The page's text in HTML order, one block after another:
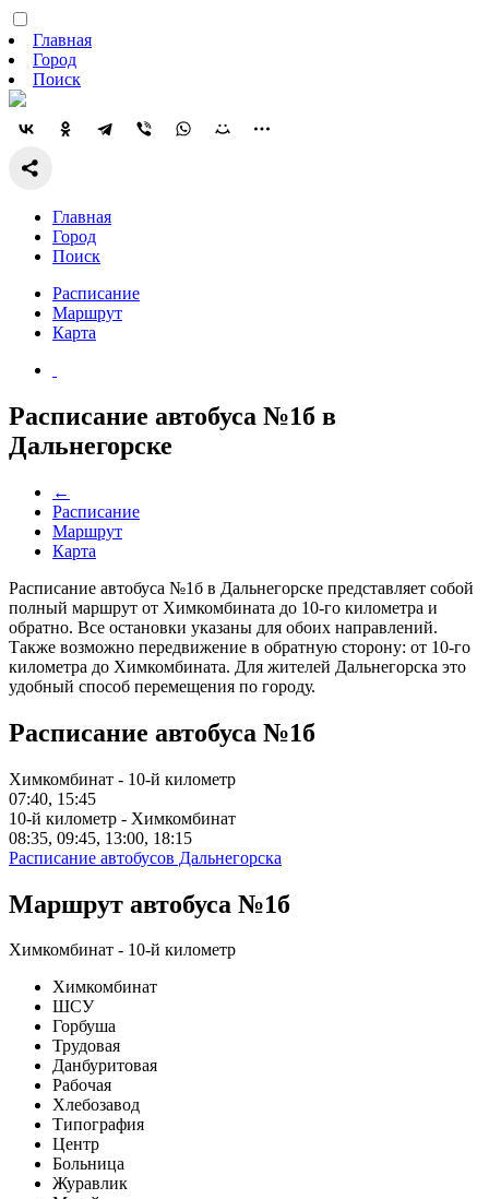
Главная
Город
Поиск
Главная
Город
Поиск
Расписание
Маршрут
Карта
Расписание автобуса №1б в
Дальнегорске
←
Расписание
Маршрут
Карта
Расписание автобуса №1б в Дальнегорске представляет собой
полный маршрут от Химкомбината до 10-го километра и
обратно. Все остановки указаны для обоих направлений.
Также возможно передвижение в обратную сторону: от 10-го
километра до Химкомбината. Для жителей Дальнегорска это
удобный способ перемещения по городу.
Расписание автобуса №1б
Химкомбинат - 10-й километр
07:40, 15:45
10-й километр - Химкомбинат
08:35, 09:45, 13:00, 18:15
Расписание автобусов Дальнегорска
Маршрут автобуса №1б
Химкомбинат - 10-й километр
Химкомбинат
ШСУ
Горбуша
Трудовая
Данбуритовая
Рабочая
Хлебозавод
Типография
Центр
Больница
Журавлик